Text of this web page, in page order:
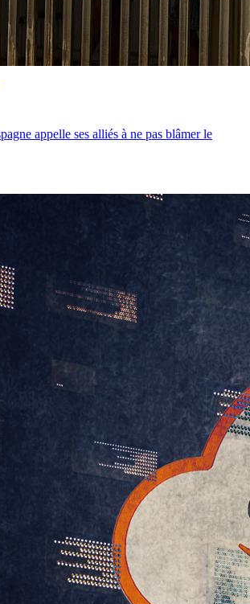
appelle ses alliés à ne pas blâmer le